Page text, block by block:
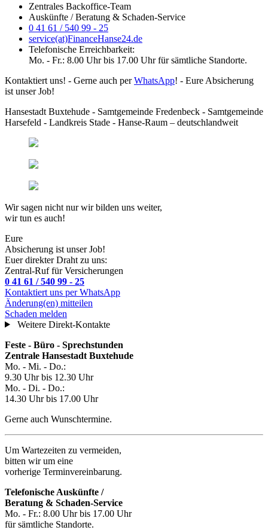
Zentrales Backoffice-Team
Auskünfte / Beratung & Schaden-Service
0 41 61 / 540 99 - 25
service(at)FinanceHanse24.de
Telefonische Erreichbarkeit:
Mo. - Fr.: 8.00 Uhr bis 17.00 Uhr für sämtliche Standorte.
Kontaktiert uns! - Gerne auch perWhatsApp! - Eure Absicherung
ist unser Job!
Hansestadt Buxtehude - Samtgemeinde Fredenbeck - Samtgemeinde
Harsefeld - Landkreis Stade - Hanse-Raum – deutschlandweit
Wir sagen nicht nur wir bilden uns weiter,
wir tun es auch!
Eure
Absicherung ist unser Job!
Euer direkter Draht zu uns:
Zentral-Ruf für Versicherungen
0 41 61 / 540 99 - 25
Kontaktiert uns per WhatsApp
Änderung(en) mitteilen
Schaden melden
Weitere Direkt-Kontakte
Feste - Büro - Sprechstunden
Zentrale Hansestadt Buxtehude
Mo. - Mi. - Do.:
9.30 Uhr bis 12.30 Uhr
Mo. - Di. - Do.:
14.30 Uhr bis 17.00 Uhr
Gerne auch Wunschtermine.
Um Wartezeiten zu vermeiden,
bitten wir um eine
vorherige Terminvereinbarung.
Telefonische Auskünfte /
Beratung & Schaden-Service
Mo. - Fr.: 8.00 Uhr bis 17.00 Uhr
für sämtliche Standorte.